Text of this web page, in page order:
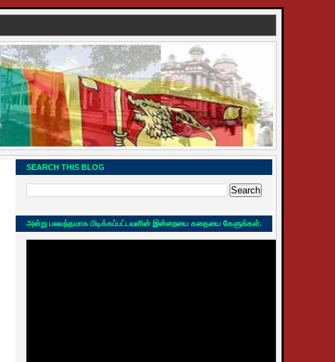
SEARCH THIS BLOG
அன்று பலவந்தமாக பிடிக்கப்பட்டவளின் இன்றையை கதையை கேளுங்கள்.